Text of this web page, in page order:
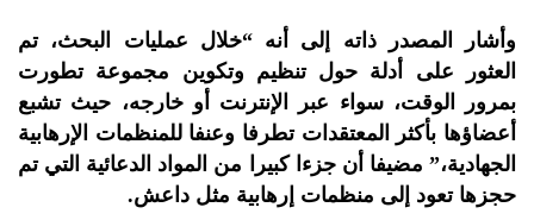
وأشار المصدر ذاته إلى أنه “خلال عمليات البحث، تم
العثور على أدلة حول تنظيم وتكوين مجموعة تطورت
بمرور الوقت، سواء عبر الإنترنت أو خارجه، حيث تشبع
أعضاؤها بأكثر المعتقدات تطرفا وعنفا للمنظمات الإرهابية
الجهادية،” مضيفا أن جزءا كبيرا من المواد الدعائية التي تم
حجزها تعود إلى منظمات إرهابية مثل داعش.